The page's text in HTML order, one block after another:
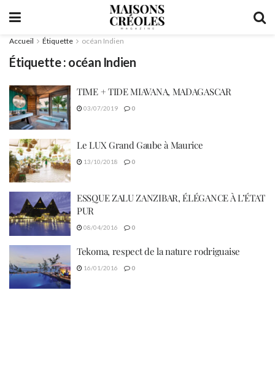
Accueil Étiquette océan Indien
Étiquette : océan Indien
TIME + TIDE MIAVANA, MADAGASCAR
03/07/2019 0
Le LUX Grand Gaube à Maurice
13/10/2018 0
ESSQUE ZALU ZANZIBAR, ÉLÉGANCE À L’ÉTAT
PUR
08/04/2016 0
Tekoma, respect de la nature rodriguaise
16/01/2016 0